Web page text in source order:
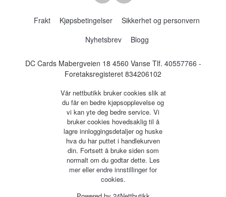
Frakt Kjøpsbetingelser
Sikkerhet og personvern
Nyhetsbrev
Blogg
DC Cards Mabergveien 18 4560 Vanse Tlf. 40557766 -
Foretaksregisteret 834206102
Vår nettbutikk bruker cookies slik at
du får en bedre kjøpsopplevelse og
vi kan yte deg bedre service. Vi
bruker cookies hovedsaklig til å
lagre innloggingsdetaljer og huske
hva du har puttet i handlekurven
din. Fortsett å bruke siden som
normalt om du godtar dette. Les
merellerendre innstillinger for
cookies.